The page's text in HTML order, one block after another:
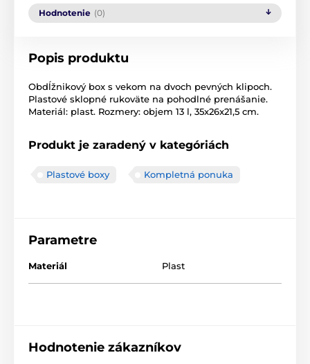
Hodnotenie (0)
Popis produktu
Obdĺžnikový box s vekom na dvoch pevných klipoch.
Plastové sklopné rukoväte na pohodlné prenášanie.
Materiál: plast. Rozmery: objem 13 l, 35x26x21,5 cm.
Produkt je zaradený v kategóriách
Plastové boxy Kompletná ponuka
Parametre
Materiál Plast
Hodnotenie zákazníkov